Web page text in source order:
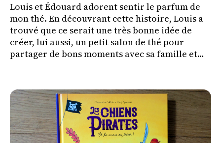
Louis et Édouard adorent sentir le parfum de
mon thé. En découvrant cette histoire, Louis a
trouvé que ce serait une très bonne idée de
créer, lui aussi, un petit salon de thé pour
partager de bons moments avec sa famille et